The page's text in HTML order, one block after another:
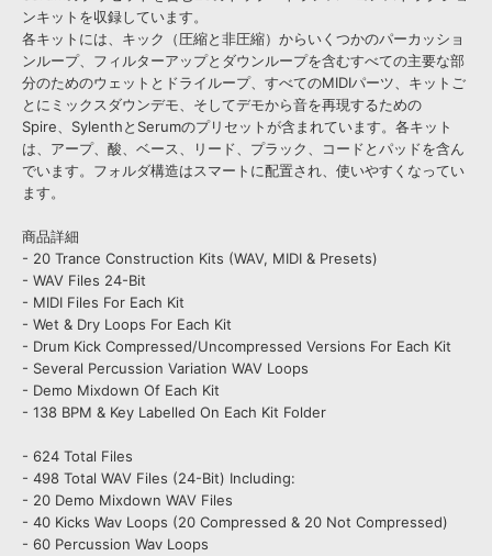
ンキットを収録しています。
各キットには、キック（圧縮と非圧縮）からいくつかのパーカッショ
ンループ、フィルターアップとダウンループを含むすべての主要な部
分のためのウェットとドライループ、すべてのMIDIパーツ、キットご
とにミックスダウンデモ、そしてデモから音を再現するための
Spire、SylenthとSerumのプリセットが含まれています。各キット
は、アープ、酸、ベース、リード、プラック、コードとパッドを含ん
でいます。フォルダ構造はスマートに配置され、使いやすくなってい
ます。
商品詳細
- 20 Trance Construction Kits (WAV, MIDI & Presets)
- WAV Files 24-Bit
- MIDI Files For Each Kit
- Wet & Dry Loops For Each Kit
- Drum Kick Compressed/Uncompressed Versions For Each Kit
- Several Percussion Variation WAV Loops
- Demo Mixdown Of Each Kit
- 138 BPM & Key Labelled On Each Kit Folder
- 624 Total Files
- 498 Total WAV Files (24-Bit) Including:
- 20 Demo Mixdown WAV Files
- 40 Kicks Wav Loops (20 Compressed & 20 Not Compressed)
- 60 Percussion Wav Loops